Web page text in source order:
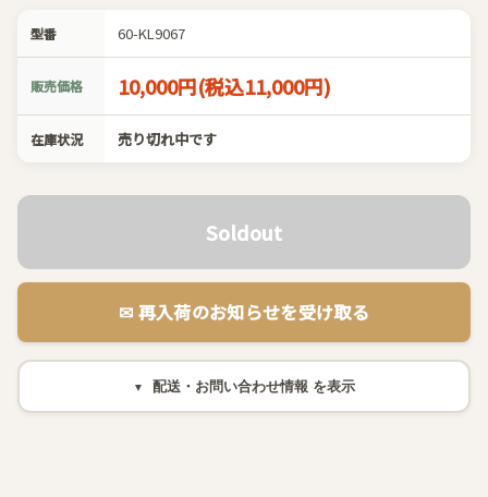
型番 60-KL9067
販売価格 10,000円(税込11,000円)
在庫状況 売り切れ中です
Soldout
✉︎ 再入荷のお知らせを受け取る
配送・お問い合わせ情報